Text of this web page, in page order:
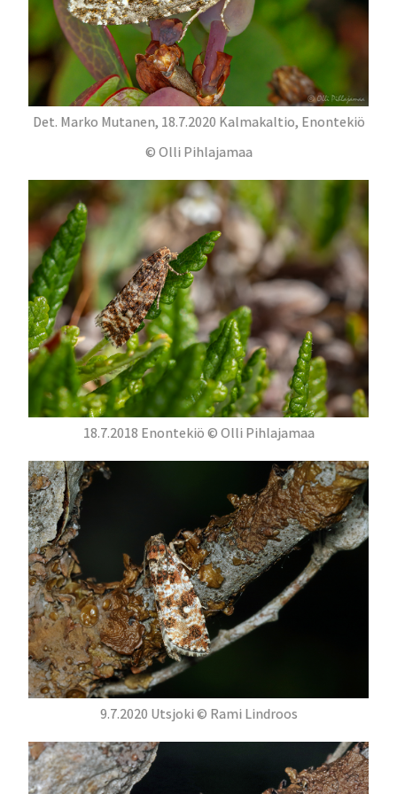
Det. Marko Mutanen, 18.7.2020 Kalmakaltio, Enontekiö
© Olli Pihlajamaa
18.7.2018 Enontekiö © Olli Pihlajamaa
9.7.2020 Utsjoki © Rami Lindroos